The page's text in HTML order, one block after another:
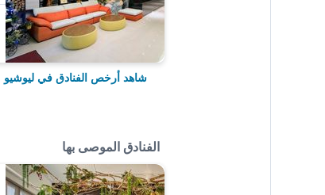
شاهد أرخص الفنادق في ليوشيو
الفنادق الموصى بها